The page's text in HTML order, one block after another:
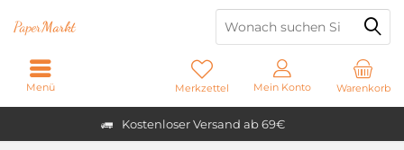
Kostenloser Versand ab 69€
PaperMarkt
Warenkorb
Merkzettel Mein Konto
Menü